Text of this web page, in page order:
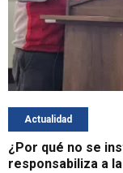
Actualidad
¿Por qué no se
responsabiliza a